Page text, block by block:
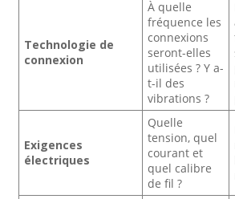
Technologie de
connexion
À quelle
fréquence les
connexions
seront-elles
utilisées ? Y a-
t-il des
vibrations ?
Exigences
électriques
Quelle
tension, quel
courant et
quel calibre
de fil ?